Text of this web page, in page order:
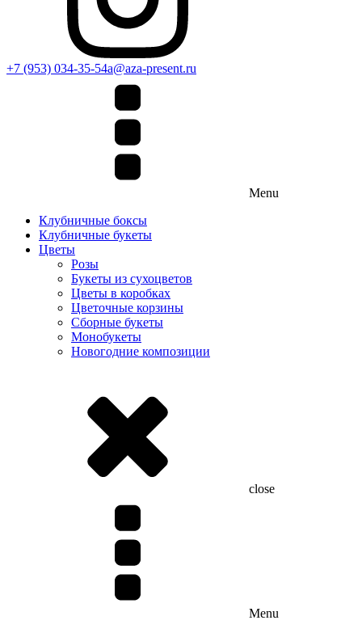
+7 (953) 034-35-54a@aza-present.ru
Menu
Клубничные боксы
Клубничные букеты
Цветы
Розы
Букеты из сухоцветов
Цветы в коробках
Цветочные корзины
Сборные букеты
Монобукеты
Новогодние композиции
close
Menu